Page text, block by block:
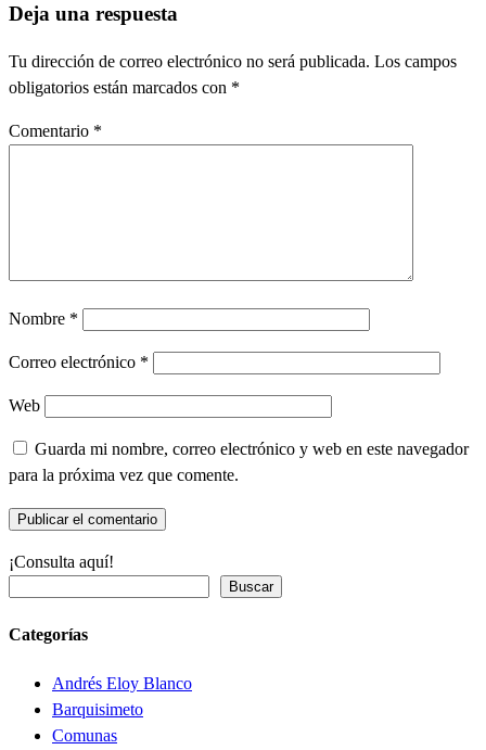
Deja una respuesta
Tu dirección de correo electrónico no será publicada. Los campos
obligatorios están marcados con *
Comentario *
Nombre *
Correo electrónico *
Web
Guarda mi nombre, correo electrónico y web en este navegador
para la próxima vez que comente.
¡Consulta aquí!
Buscar
Categorías
Andrés Eloy Blanco
Barquisimeto
Comunas